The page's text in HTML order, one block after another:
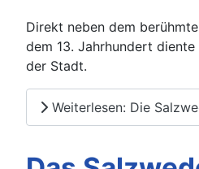
Direkt neben dem
dem 13. Jahrhundert
der Stadt.
Weiterlesen: Die